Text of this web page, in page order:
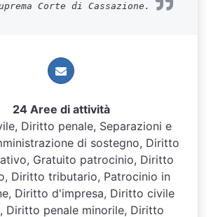
Corte di Cassazione.
24 Aree di attività
Diritto penale, Separazioni e
di sostegno, Diritto
Gratuito patrocinio, Diritto
Diritto tributario, Patrocinio in
Diritto d'impresa, Diritto civile
Diritto penale minorile, Diritto